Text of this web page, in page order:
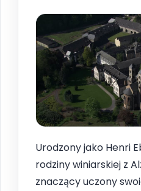
Urodzony jako Henri
rodziny winiarskiej z
znaczący uczony